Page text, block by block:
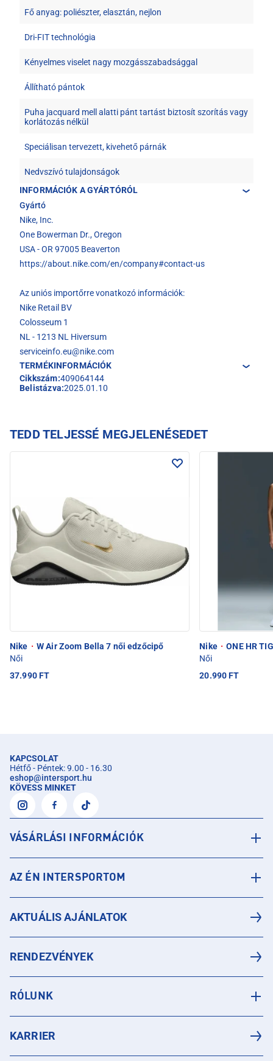
Fő anyag: poliészter, elasztán, nejlon
Dri-FIT technológia
Kényelmes viselet nagy mozgásszabadsággal
Állítható pántok
Puha jacquard mell alatti pánt tartást biztosít szorítás vagy
korlátozás nélkül
Speciálisan tervezett, kivehető párnák
Nedvszívó tulajdonságok
INFORMÁCIÓK A GYÁRTÓRÓL
Gyártó
Nike, Inc.
One Bowerman Dr., Oregon
USA - OR 97005 Beaverton
https://about.nike.com/en/company#contact-us
Az uniós importőrre vonatkozó információk:
Nike Retail BV
Colosseum 1
NL - 1213 NL Hiversum
serviceinfo.eu@nike.com
TERMÉKINFORMÁCIÓK
Cikkszám:409064144
Belistázva:2025.01.10
TEDD TELJESSÉ MEGJELENÉSEDET
Nike · W Air Zoom Bella 7 női edzőcipő
Női
37.990 FT
Nike · ONE HR
Női
20.990 FT
KAPCSOLAT
Hétfő - Péntek: 9.00 - 16.30
eshop@intersport.hu
KÖVESS MINKET
VÁSÁRLÁSI INFORMÁCIÓK
AZ ÉN INTERSPORTOM
AKTUÁLIS AJÁNLATOK
RENDEZVÉNYEK
RÓLUNK
KARRIER